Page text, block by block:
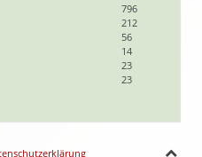
796
212
56
14
23
23